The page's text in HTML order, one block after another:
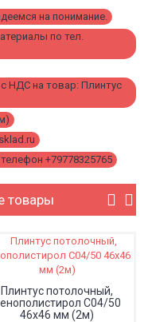
на понимание.
по тел.
НДС на товар: Плинтус
+79778325765
товары
Плинтус потолочный,
С04/50
46x46 мм (2м)